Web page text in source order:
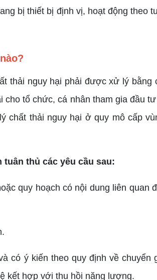
bị thiết bị định vị, hoạt động
thải nguy hại phải được xử lý bằng
tổ chức, cá nhân tham gia đầu
thải nguy hại ở quy mô cấp
thủ các yêu cầu sau:
quy hoạch có nội dung liên
có ý kiến theo quy định về chuyển
kết hợp với thu hồi năng lượng.